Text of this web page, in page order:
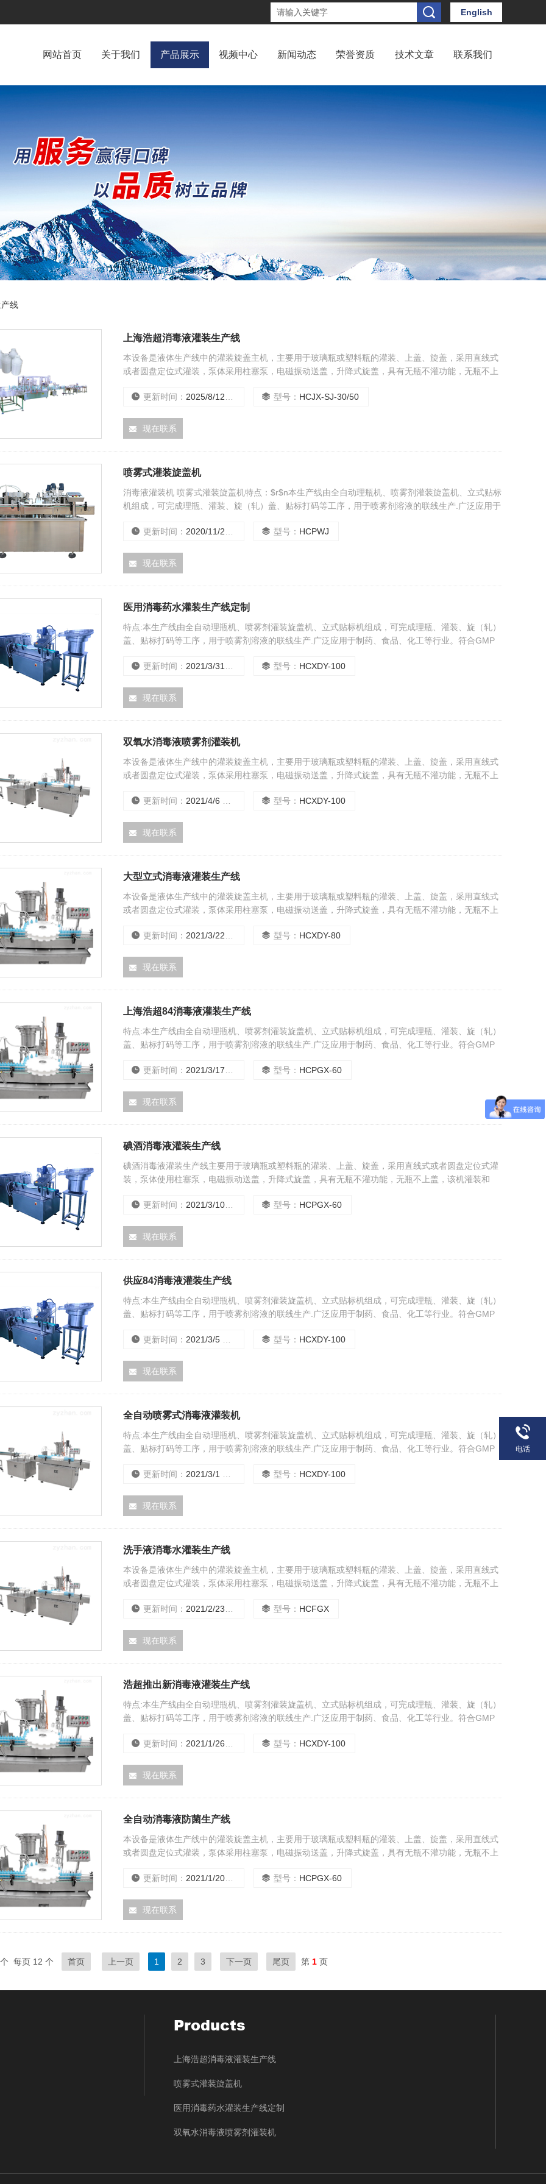
English
网站首页 关于我们 产品展示 视频中心 新闻动态 荣誉资质 技术文章 联系我们
线
上海浩超消毒液灌装生产线
本设备是液体生产线中的灌装旋盖主机，主要用于玻璃瓶或塑料瓶的灌装、上盖、旋盖，采用直线式
或者圆盘定位式灌装，泵体采用柱塞泵，电磁振动送盖，升降式旋盖，具有无瓶不灌功能，无瓶不上
更新时间： 2025/8/12 0:00:00 型号： HCJX-SJ-30/50
现在联系
喷雾式灌装旋盖机
消毒液灌装机 喷雾式灌装旋盖机特点：$r$n本生产线由全自动理瓶机、喷雾剂灌装旋盖机、立式贴标
机组成，可完成理瓶、灌装、旋（轧）盖、贴标打码等工序，用于喷雾剂溶液的联线生产.广泛应用于
更新时间： 2020/11/25 14:53:27 型号： HCPWJ
现在联系
医用消毒药水灌装生产线定制
特点:本生产线由全自动理瓶机、喷雾剂灌装旋盖机、立式贴标机组成，可完成理瓶、灌装、旋（轧）
盖、贴标打码等工序，用于喷雾剂溶液的联线生产.广泛应用于制药、食品、化工等行业。符合GMP
更新时间： 2021/3/31 15:44:15 型号： HCXDY-100
现在联系
双氧水消毒液喷雾剂灌装机
本设备是液体生产线中的灌装旋盖主机，主要用于玻璃瓶或塑料瓶的灌装、上盖、旋盖，采用直线式
或者圆盘定位式灌装，泵体采用柱塞泵，电磁振动送盖，升降式旋盖，具有无瓶不灌功能，无瓶不上
更新时间： 2021/4/6 15:43:22 型号： HCXDY-100
现在联系
大型立式消毒液灌装生产线
本设备是液体生产线中的灌装旋盖主机，主要用于玻璃瓶或塑料瓶的灌装、上盖、旋盖，采用直线式
或者圆盘定位式灌装，泵体采用柱塞泵，电磁振动送盖，升降式旋盖，具有无瓶不灌功能，无瓶不上
更新时间： 2021/3/22 14:34:41 型号： HCXDY-80
现在联系
上海浩超84消毒液灌装生产线
特点:本生产线由全自动理瓶机、喷雾剂灌装旋盖机、立式贴标机组成，可完成理瓶、灌装、旋（轧）
盖、贴标打码等工序，用于喷雾剂溶液的联线生产.广泛应用于制药、食品、化工等行业。符合GMP
更新时间： 2021/3/17 16:14:02 型号： HCPGX-60
现在联系
碘酒消毒液灌装生产线
碘酒消毒液灌装生产线主要用于玻璃瓶或塑料瓶的灌装、上盖、旋盖，采用直线式或者圆盘定位式灌
装，泵体使用柱塞泵，电磁振动送盖，升降式旋盖，具有无瓶不灌功能，无瓶不上盖，该机灌装和
更新时间： 2021/3/10 16:17:14 型号： HCPGX-60
现在联系
供应84消毒液灌装生产线
特点:本生产线由全自动理瓶机、喷雾剂灌装旋盖机、立式贴标机组成，可完成理瓶、灌装、旋（轧）
盖、贴标打码等工序，用于喷雾剂溶液的联线生产.广泛应用于制药、食品、化工等行业。符合GMP
更新时间： 2021/3/5 15:37:04 型号： HCXDY-100
现在联系
全自动喷雾式消毒液灌装机
特点:本生产线由全自动理瓶机、喷雾剂灌装旋盖机、立式贴标机组成，可完成理瓶、灌装、旋（轧）
盖、贴标打码等工序，用于喷雾剂溶液的联线生产.广泛应用于制药、食品、化工等行业。符合GMP
更新时间： 2021/3/1 15:36:11 型号： HCXDY-100
现在联系
洗手液消毒水灌装生产线
本设备是液体生产线中的灌装旋盖主机，主要用于玻璃瓶或塑料瓶的灌装、上盖、旋盖，采用直线式
或者圆盘定位式灌装，泵体采用柱塞泵，电磁振动送盖，升降式旋盖，具有无瓶不灌功能，无瓶不上
更新时间： 2021/2/23 15:15:16 型号： HCFGX
现在联系
浩超推出新消毒液灌装生产线
特点:本生产线由全自动理瓶机、喷雾剂灌装旋盖机、立式贴标机组成，可完成理瓶、灌装、旋（轧）
盖、贴标打码等工序，用于喷雾剂溶液的联线生产.广泛应用于制药、食品、化工等行业。符合GMP
更新时间： 2021/1/26 15:41:54 型号： HCXDY-100
现在联系
全自动消毒液防菌生产线
本设备是液体生产线中的灌装旋盖主机，主要用于玻璃瓶或塑料瓶的灌装、上盖、旋盖，采用直线式
或者圆盘定位式灌装，泵体采用柱塞泵，电磁振动送盖，升降式旋盖，具有无瓶不灌功能，无瓶不上
更新时间： 2021/1/20 15:03:16 型号： HCPGX-60
现在联系
每页 12 个 首页 上一页 1 2 3 下一页 尾页 第 1 页
Products
上海浩超消毒液灌装生产线
喷雾式灌装旋盖机
医用消毒药水灌装生产线定制
双氧水消毒液喷雾剂灌装机
电话